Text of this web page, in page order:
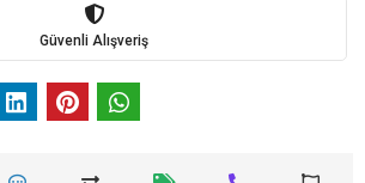
Güvenli Alışveriş